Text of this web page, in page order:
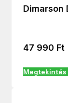
Dimarson
47 990 Ft
Megtekintés